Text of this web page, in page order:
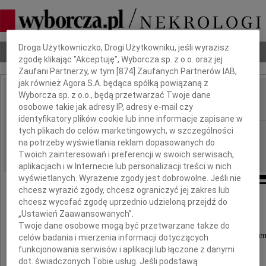
Nekrologi Odeszli Poradnik pogrzebowy
IMIĘ I NAZWISKO: Stanisław Liszewski
REGION: Łódź
DATA EMISJI: 10.05.2016
Podziękowanie
Wyrażamy nasze serdeczne podziękowania
za sprawowanie Mszy Świętej pogrzebowej w
Dbamy o Twoją prywatność
Droga Użytkowniczko, Drogi Użytkowniku, jeśli wyrazisz
zgodę klikając "Akceptuję", Wyborcza sp. z o.o. oraz jej
Zaufani Partnerzy, w tym [874 ] Zaufanych Partnerów IAB,
jak również Agora S.A. będąca spółką powiązaną z
Wyborcza sp. z o.o., będą przetwarzać Twoje dane
osobowe takie jak adresy IP, adresy e-mail czy
identyfikatory plików cookie lub inne informacje zapisane w
tych plikach do celów marketingowych, w szczególności
na potrzeby wyświetlania reklam dopasowanych do
Twoich zainteresowań i preferencji w swoich serwisach,
aplikacjach i w Internecie lub personalizacji treści w nich
wyświetlanych. Wyrażenie zgody jest dobrowolne. Jeśli nie
chcesz wyrazić zgody, chcesz ograniczyć jej zakres lub
chcesz wycofać zgodę uprzednio udzieloną przejdź do
„Ustawień Zaawansowanych”.
Twoje dane osobowe mogą być przetwarzane także do
celów badania i mierzenia informacji dotyczących
funkcjonowania serwisów i aplikacji lub łączone z danymi
dot. świadczonych Tobie usług. Jeśli podstawą